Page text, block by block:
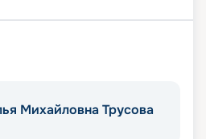
Михайловна Трусова